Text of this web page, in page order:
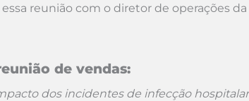
reunião com o diretor de operações da
de vendas:
dos incidentes de infecção